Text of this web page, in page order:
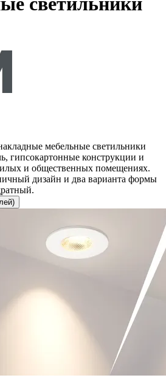
мебельные светильники
гипсокартонные конструкции и
и общественных помещениях.
дизайн и два варианта формы